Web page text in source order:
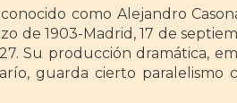
como Alejandro
de 1903-Madrid, 17 de
Su producción dramática,
guarda cierto paralelismo
de la supervivencia. Trabaja